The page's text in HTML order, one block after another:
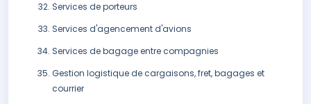
Services de porteurs
Services d'agencement d'avions
Services de bagage entre compagnies
Gestion logistique de cargaisons, fret, bagages et
courrier